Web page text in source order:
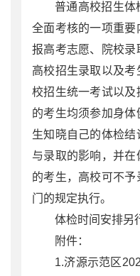
普通高校招生体
全面考核的一项重
报高考志愿、院校
高校招生录取以及
校招生统一考试以及
的考生均须参加身
生知晓自己的体检
与录取的影响，并
的考生，高校可不
门的规定执行。
体检时间安排另
附件：
1.济源示范区